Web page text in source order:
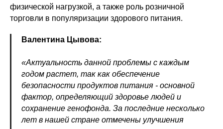
физической нагрузкой, а также роль розничной
торговли в популяризации здорового питания.
Валентина Цывова:
«Актуальность данной проблемы с каждым
годом растет, так как обеспечение
безопасности продуктов питания - основной
фактор, определяющий здоровье людей и
сохранение генофонда. За последние несколько
лет в нашей стране отмечены улучшения